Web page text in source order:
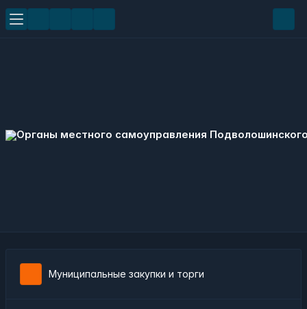
Муниципальные закупки и торги